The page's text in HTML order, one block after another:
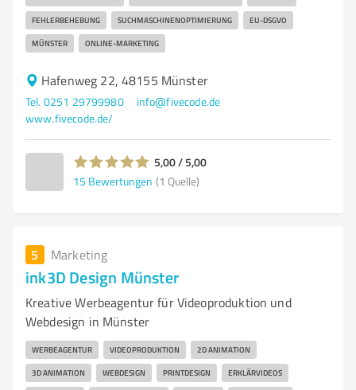
FEHLERBEHEBUNG SUCHMASCHINENOPTIMIERUNG EU-DSGVO
MÜNSTER ONLINE-MARKETING
Hafenweg 22, 48155 Münster
Tel. 0251 29799980
info@fivecode.de
www.fivecode.de/
5,00 / 5,00
15 Bewertungen (1 Quelle)
5 Marketing
ink3D Design Münster
Kreative Werbeagentur für Videoproduktion und
Webdesign in Münster
WERBEAGENTUR VIDEOPRODUKTION 2D ANIMATION
3D ANIMATION WEBDESIGN PRINTDESIGN ERKLÄRVIDEOS